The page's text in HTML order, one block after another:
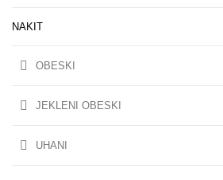
NAKIT
OBESKI
JEKLENI OBESKI
UHANI